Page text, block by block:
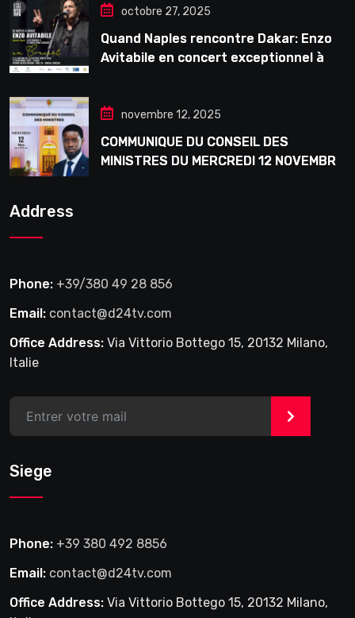
octobre 27, 2025
Quand Naples rencontre Dakar: Enzo
Avitabile en concert exceptionnel à
novembre 12, 2025
COMMUNIQUE DU CONSEIL DES
MINISTRES DU MERCREDI 12 NOVEMBRE
Address
Phone: +39/380 49 28 856
Email: contact@d24tv.com
Office Address: Via Vittorio Bottego 15, 20132 Milano,
Italie
>
Siege
Phone: +39 380 492 8856
Email: contact@d24tv.com
Office Address: Via Vittorio Bottego 15, 20132 Milano,